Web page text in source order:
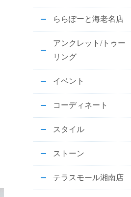
ららぽーと海老名店
アンクレット/トゥー
リング
イベント
コーディネート
スタイル
ストーン
テラスモール湘南店